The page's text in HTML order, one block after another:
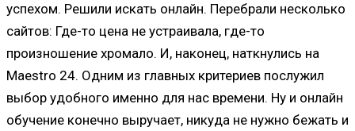
успехом. Решили искать онлайн. Перебрали несколько
сайтов: Где-то цена не устраивала, где-то
произношение хромало. И, наконец, наткнулись на
Maestro 24. Одним из главных критериев послужил
выбор удобного именно для нас времени. Ну и онлайн
обучение конечно выручает, никуда не нужно бежать и